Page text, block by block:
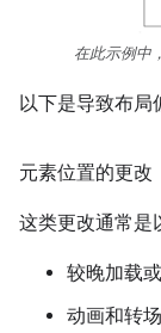
在此示例中
以下是导致布局
元素位置的更改
这类更改通常是
较晚加载
动画和转场